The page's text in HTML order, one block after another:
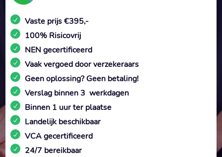
Vaste prijs €395,-
100% Risicovrij
NEN gecertificeerd
Vaak vergoed door verzekeraars
Geen oplossing? Geen betaling!
Verslag binnen 3 werkdagen
Binnen 1 uur ter plaatse
Landelijk beschikbaar
VCA gecertificeerd
24/7 bereikbaar